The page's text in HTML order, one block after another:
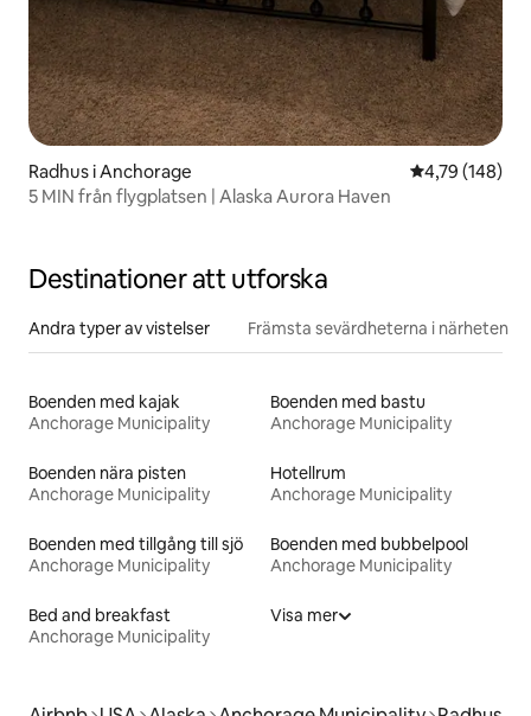
Radhus i Anchorage 4,79 av 5 i
4,79 (148)
5 MIN från flygplatsen | Alaska Aurora Haven
Destinationer att utforska
Andra typer av vistelser Främsta sevärdheterna i närheten
Boenden med kajak
Anchorage Municipality
Boenden med bastu
Anchorage Municipality
Boenden nära pisten
Anchorage Municipality
Hotellrum
Anchorage Municipality
Boenden med tillgång till sjö
Anchorage Municipality
Boenden med bubbelpool
Anchorage Municipality
Bed and breakfast
Anchorage Municipality
Visa mer